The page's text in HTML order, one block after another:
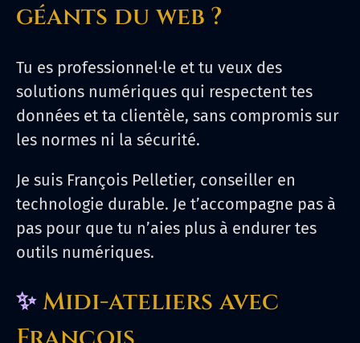
géants du web ?
Tu es professionnel·le et tu veux des
solutions numériques qui respectent tes
données et ta clientèle, sans compromis sur
les normes ni la sécurité.
Je suis François Pelletier, conseiller en
technologie durable. Je t’accompagne pas à
pas pour que tu n’aies plus à endurer tes
outils numériques.
✨Midi-ateliers avec